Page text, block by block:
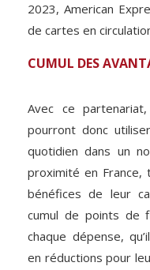
2023, American
de cartes en
CUMUL DES
Avec ce
pourront donc
quotidien dans un
proximité en
bénéfices de leur
cumul de points de
chaque dépense,
en réductions pour